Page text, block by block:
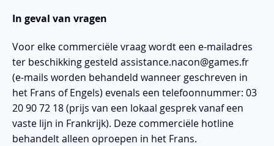
In geval van vragen
Voor elke commerciële vraag wordt een e-mailadres
ter beschikking gesteld assistance.nacon@games.fr
(e-mails worden behandeld wanneer geschreven in
het Frans of Engels) evenals een telefoonnummer: 03
20 90 72 18 (prijs van een lokaal gesprek vanaf een
vaste lijn in Frankrijk). Deze commerciële hotline
behandelt alleen oproepen in het Frans.